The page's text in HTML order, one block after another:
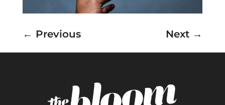
← Previous Next →